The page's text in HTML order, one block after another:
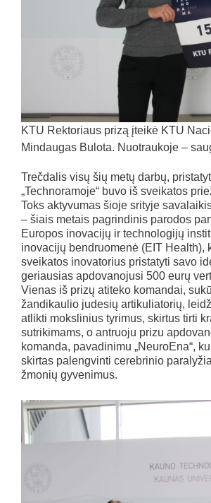
KTU Rektoriaus prizą įteikė KTU
Mindaugas Bulota. Nuotraukoje –
Trečdalis visų šių metų darbų,
„Technoramoje“ buvo iš sveikatos
Toks aktyvumas šioje srityje
– šiais metais pagrindinis parodos
Europos inovacijų ir technologijų
inovacijų bendruomenė (EIT Health),
sveikatos inovatorius pristatyti savo
geriausias apdovanojusi 500 eurų
Vienas iš prizų atiteko komandai,
žandikaulio judesių artikuliatorių,
atlikti mokslinius tyrimus, skirtus tirti
sutrikimams, o antruoju prizu
komanda, pavadinimu „NeuroEna“,
skirtas palengvinti cerebrinio
žmonių gyvenimus.